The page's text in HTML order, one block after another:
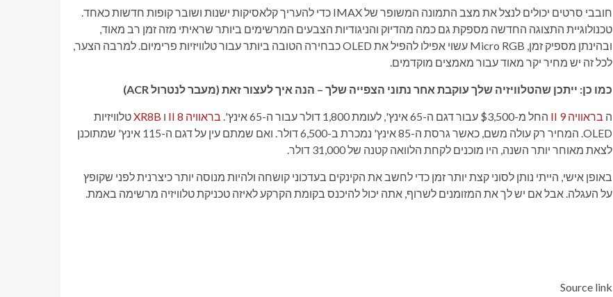
חובבי סרטים יכולים לנצל את מצב התמונה המשופר של IMAX כדי להעריך קלאסיקות ישנות ושובר קופות חדשות כאחד.
טכנולוגיית התצוגה החדשה מספקת גם כמה מהדיוק והניגודיות הצבעים המרשימים ביותר שראיתי מזה זמן רב מאוד,
ובהינתן מספיק זמן, Micro RGB עשוי אפילו להפיל את OLED כבחירה הטובה ביותר עבור טלוויזיות פרימיום. למרבה הצער,
לכל זה יש מחיר יקר מאוד עבור מאמצים מוקדמים.
כמו כן: ייתכן שהטלוויזיה שלך עוקבת אחר נתוני הצפייה שלך – הנה איך לעצור זאת (מעבר לנטרול ACR)
ה בראוויה 9 II החל מ-$3,500 עבור דגם ה-65 אינץ', לעומת 1,800 דולר עבור ה-65 אינץ'. בראוויה 8 II ו XR8Bטלוויזיות
OLED. המחיר רק עולה משם, כאשר גרסת ה-85 אינץ' נמכרת ב-6,500 דולר. ואם שמתם עין על דגם ה-115 אינץ' שמתוכנן
לצאת מאוחר יותר השנה, היו מוכנים לקחת הלוואה קטנה של 31,000 דולר.
באופן אישי, הייתי נותן לסוני קצת יותר זמן כדי לחשב את הקינקים בעדכוני קושחה ולהיות מנוסה יותר כיצרנית לפני שקופץ
על העגלה. אבל אם יש לך את המזומנים לשרוף, אתה יכול להיכנס בקומת הקרקע לאיזה טכניקת טלוויזיה מרשימה באמת.
Source link